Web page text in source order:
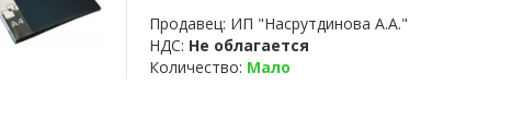
Продавец: ИП "Насрутдинова А.А."
НДС: Не облагается
Количество: Мало